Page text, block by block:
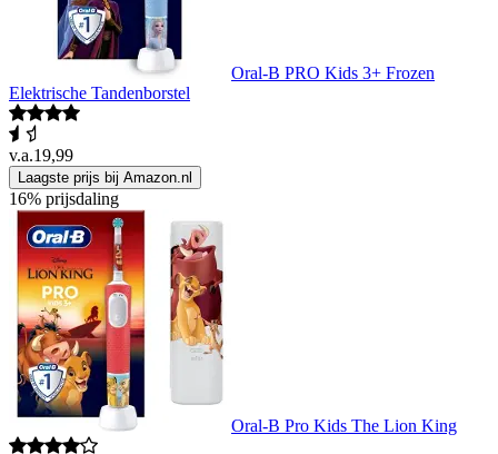
Oral-B PRO Kids 3+ Frozen
Elektrische Tandenborstel
v.a.19,99
Laagste prijs bij Amazon.nl
16% prijsdaling
Oral-B Pro Kids The Lion King